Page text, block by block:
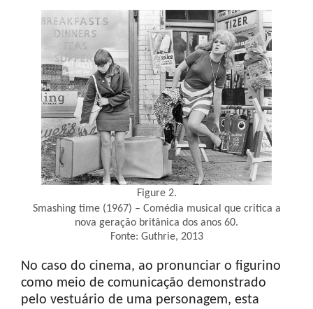
Figure 2.
Smashing time (1967) – Comédia musical que critica a
nova geração britânica dos anos 60.
Fonte: Guthrie, 2013
No caso do cinema, ao pronunciar o figurino
como meio de comunicação demonstrado
pelo vestuário de uma personagem, esta